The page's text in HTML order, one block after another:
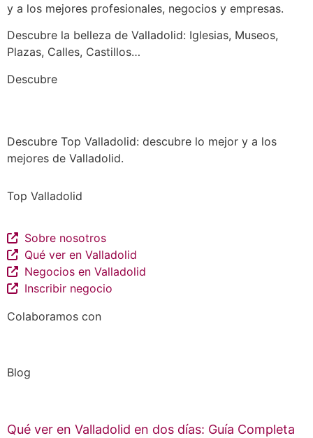
y a los mejores profesionales, negocios y empresas.
Descubre la belleza de Valladolid: Iglesias, Museos,
Plazas, Calles, Castillos…
Descubre
Descubre Top Valladolid: descubre lo mejor y a los
mejores de Valladolid.
Top Valladolid
Sobre nosotros
Qué ver en Valladolid
Negocios en Valladolid
Inscribir negocio
Colaboramos con
Blog
Qué ver en Valladolid en dos días: Guía Completa